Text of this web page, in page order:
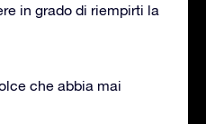
in grado di riempirti la
che abbia mai